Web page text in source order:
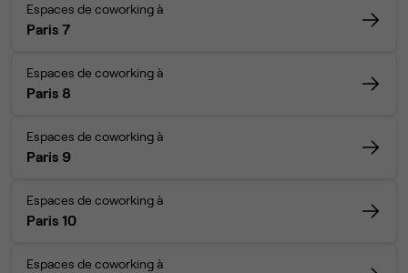
Espaces de coworking à
Paris 7
Espaces de coworking à
Paris 8
Espaces de coworking à
Paris 9
Espaces de coworking à
Paris 10
Espaces de coworking à